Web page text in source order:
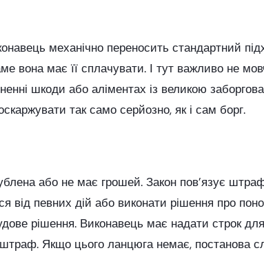
механічно переносить стандартний
має її сплачувати. І тут важливо не
шкоди або аліментах із великою
так само серйозно, як і сам борг.
або не має грошей. Закон пов’язує
від певних дій або виконати рішення про
рішення. Виконавець має надати строк
штраф. Якщо цього ланцюга немає, постанова